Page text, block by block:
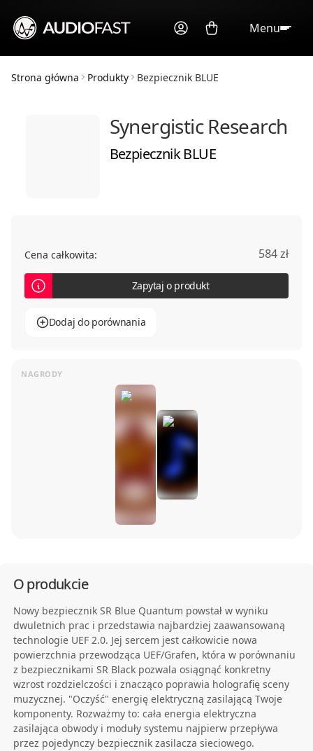
Menu
Strona główna Produkty Bezpiecznik BLUE
Synergistic Research
Bezpiecznik BLUE
Cena całkowita: 584 zł
Zapytaj o produkt
Dodaj do porównania
O produkcie
Nowy bezpiecznik SR Blue Quantum powstał w wyniku
dwuletnich prac i przedstawia najbardziej zaawansowaną
technologie UEF 2.0. Jej sercem jest całkowicie nowa
powierzchnia przewodząca UEF/Grafen, która w porównaniu
z bezpiecznikami SR Black pozwala osiągnąć konkretny
wzrost rozdzielczości i znacząco poprawia holografię sceny
muzycznej. "Oczyść" energię elektryczną zasilającą Twoje
komponenty. Rozważmy to: cała energia elektryczna
zasilająca obwody i moduły systemu najpierw przepływa
przez pojedynczy bezpiecznik zasilacza sieciowego.